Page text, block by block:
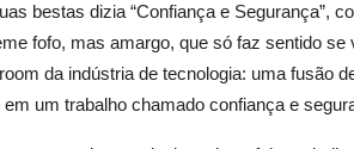
bestas dizia “Confiança e Segurança”,
fofo, mas amargo, que só faz sentido
da indústria de tecnologia: uma fusão
um trabalho chamado confiança e